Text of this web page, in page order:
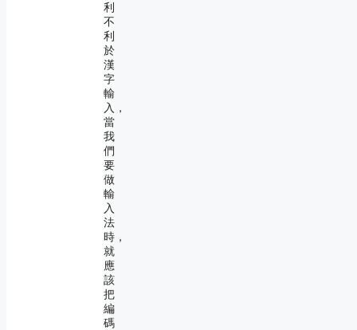
利
不
利
於
漢
字
輸
入，
當
我
們
要
做
輸
入
法
時，
就
應
該
把
編
碼